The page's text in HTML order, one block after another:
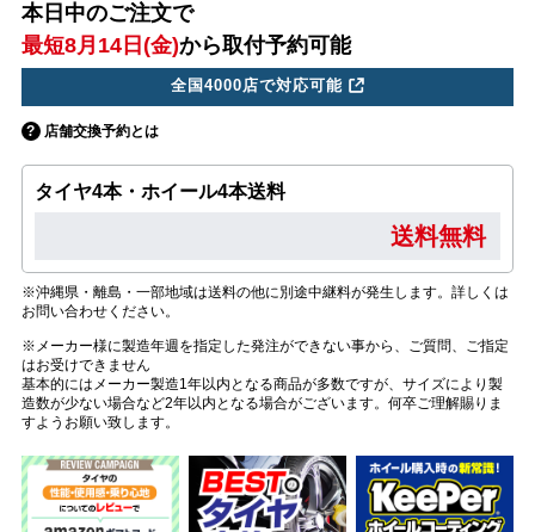
本日中のご注文で
最短8月14日(金)から取付予約可能
全国4000店で対応可能
店舗交換予約とは
タイヤ4本・ホイール4本送料
送料無料
※沖縄県・離島・一部地域は送料の他に別途中継料が発生します。詳しくは
お問い合わせください。
※メーカー様に製造年週を指定した発注ができない事から、ご質問、ご指定
はお受けできません
基本的にはメーカー製造1年以内となる商品が多数ですが、サイズにより製
造数が少ない場合など2年以内となる場合がございます。何卒ご理解賜りま
すようお願い致します。